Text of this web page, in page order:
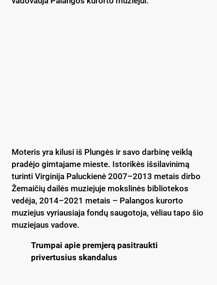
Moteris yra kilusi iš Plungės ir savo darbinę veiklą
pradėjo gimtajame mieste. Istorikės išsilavinimą
turinti Virginija Paluckienė 2007–2013 metais dirbo
Žemaičių dailės muziejuje mokslinės bibliotekos
vedėja, 2014–2021 metais – Palangos kurorto
muziejus vyriausiaja fondų saugotoja, vėliau tapo šio
muziejaus vadove.
Trumpai apie premjerą pasitraukti
privertusius skandalus